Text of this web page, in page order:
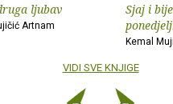
ljubav
Artnam
Sjaj i
Kemal
VIDI SVE KNJIGE